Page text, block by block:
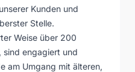
Kunden und
Stelle.
Weise über 200
sind engagiert und
am Umgang mit älteren,